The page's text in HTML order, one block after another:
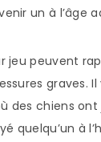
un à l’âge
jeu peuvent
graves.
des chiens
quelqu’un à